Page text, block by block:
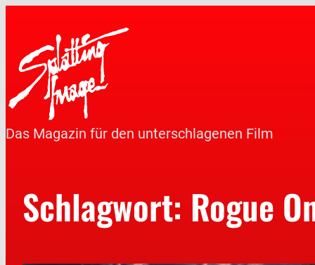
Das Magazin für den unterschlagenen Film
Schlagwort: Rogue